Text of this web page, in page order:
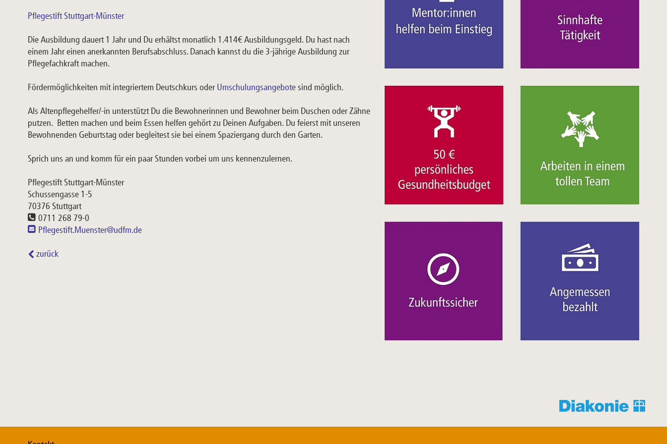
Pflegestift Stuttgart-Münster
Die Ausbildung dauert 1 Jahr und Du erhältst monatlich 1.414€ Ausbildungsgeld. Du hast nach
einem Jahr einen anerkannten Berufsabschluss. Danach kannst du die 3-jährige Ausbildung zur
Pflegefachkraft machen.
Fördermöglichkeiten mit integriertem Deutschkurs oderUmschulungsangebotesind möglich.
Als Altenpflegehelfer/-in unterstützt Du die Bewohnerinnen und Bewohner beim Duschen oder Zähne
putzen. Betten machen und beim Essen helfen gehört zu Deinen Aufgaben. Du feierst mit unseren
Bewohnenden Geburtstag oder begleitest sie bei einem Spaziergang durch den Garten.
Sprich uns an und komm für ein paar Stunden vorbei um uns kennenzulernen.
Pflegestift Stuttgart-Münster
Schussengasse 1-5
70376 Stuttgart
0711 268 79-0
Pflegestift.Muenster@udfm.de
zurück